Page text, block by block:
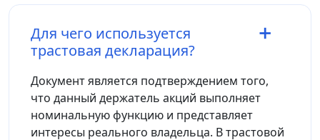
Для чего используется
трастовая декларация?
Документ является подтверждением того,
что данный держатель акций выполняет
номинальную функцию и представляет
интересы реального владельца. В трастовой